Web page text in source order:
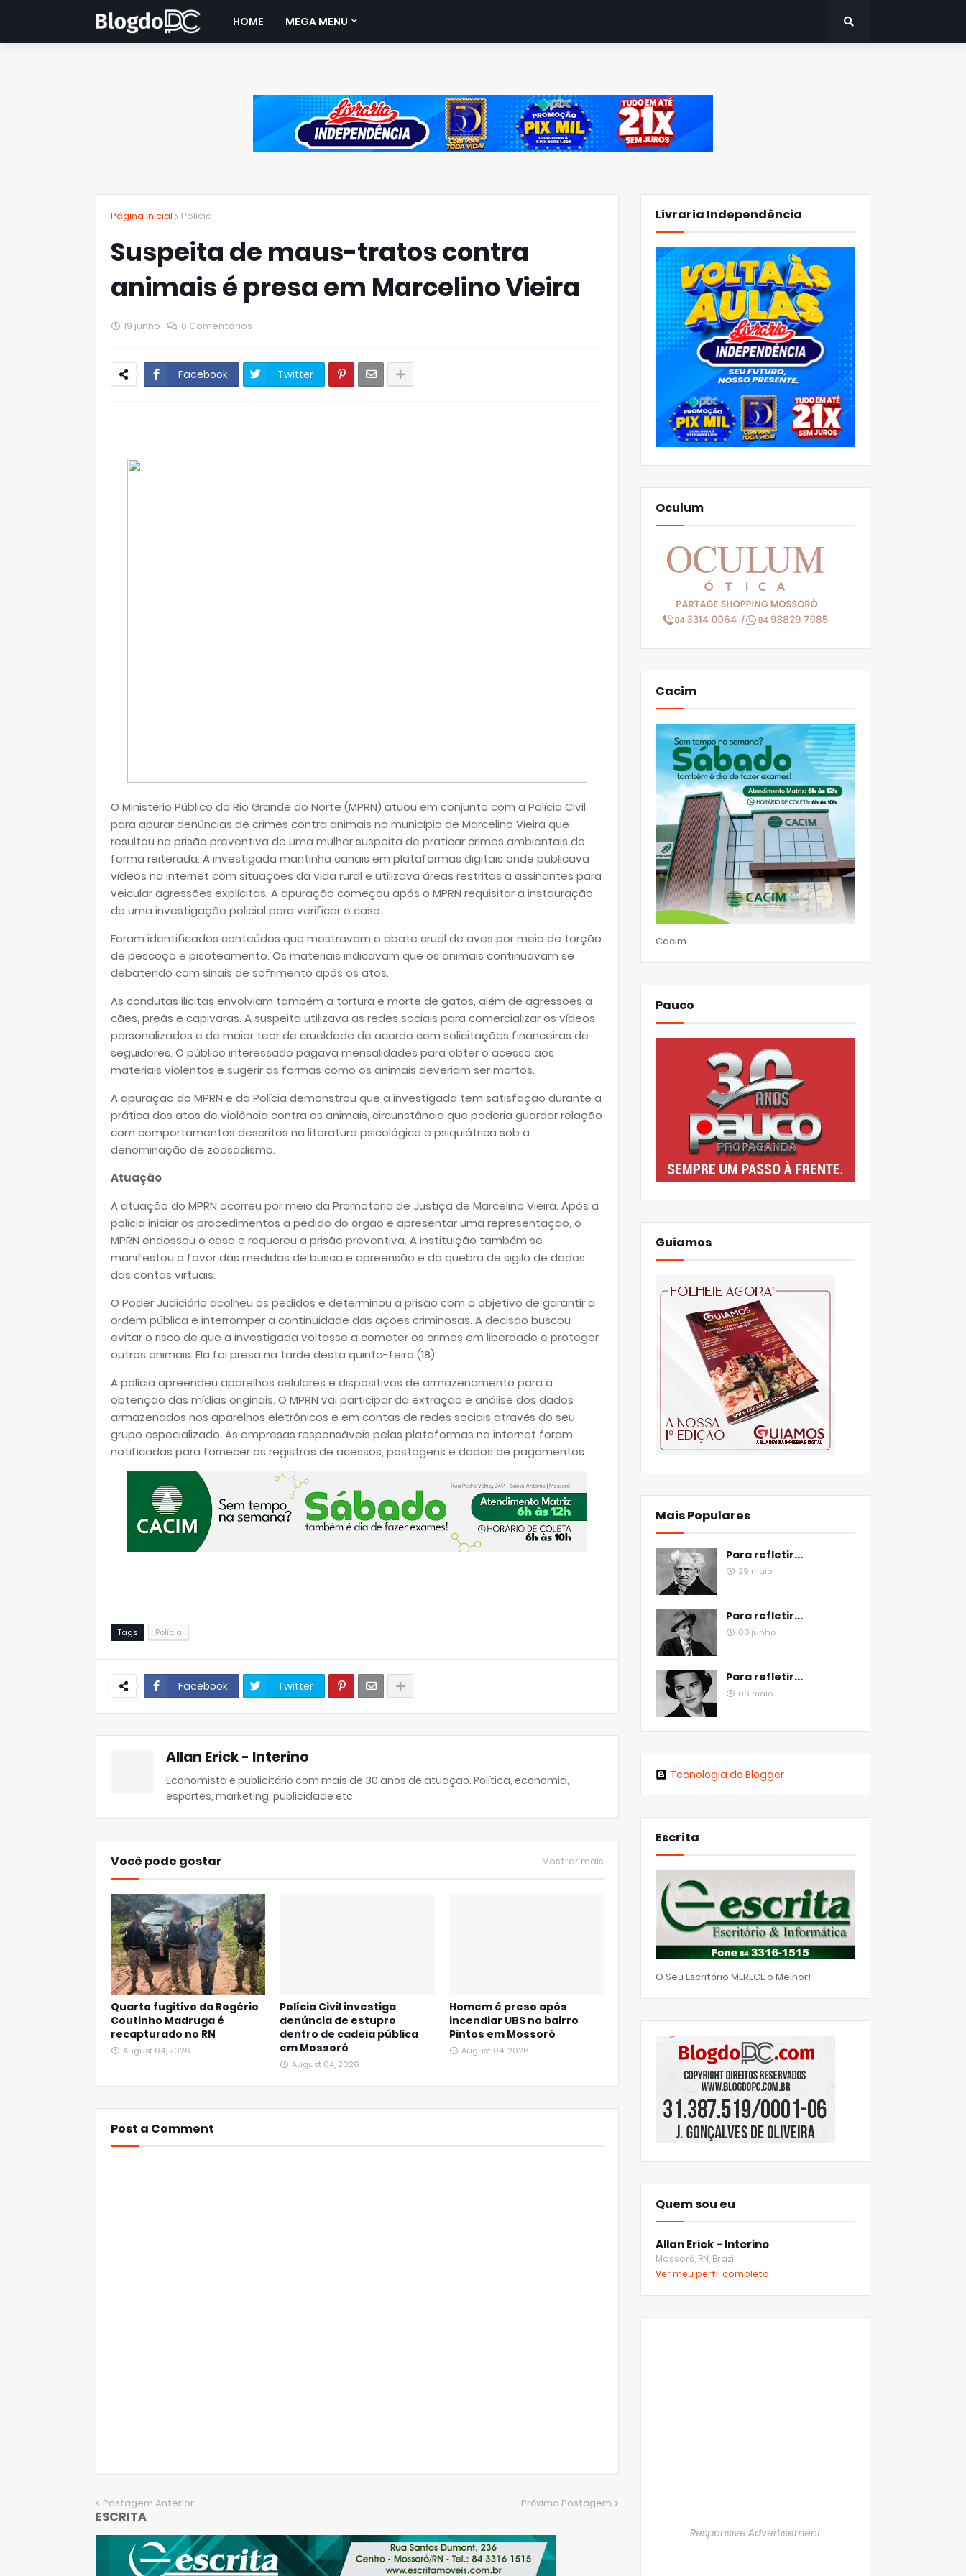
HOME MEGA MENU
Página inicial Polícia
Suspeita de maus-tratos contra
animais é presa em Marcelino Vieira
19 junho 0 Comentários
Facebook Twitter
O Ministério Público do Rio Grande do Norte (MPRN) atuou em conjunto com a Polícia Civil
para apurar denúncias de crimes contra animais no município de Marcelino Vieira que
resultou na prisão preventiva de uma mulher suspeita de praticar crimes ambientais de
forma reiterada. A investigada mantinha canais em plataformas digitais onde publicava
vídeos na internet com situações da vida rural e utilizava áreas restritas a assinantes para
veicular agressões explícitas. A apuração começou após o MPRN requisitar a instauração
de uma investigação policial para verificar o caso.
Foram identificados conteúdos que mostravam o abate cruel de aves por meio de torção
de pescoço e pisoteamento. Os materiais indicavam que os animais continuavam se
debatendo com sinais de sofrimento após os atos.
As condutas ilícitas envolviam também a tortura e morte de gatos, além de agressões a
cães, preás e capivaras. A suspeita utilizava as redes sociais para comercializar os vídeos
personalizados e de maior teor de crueldade de acordo com solicitações financeiras de
seguidores. O público interessado pagava mensalidades para obter o acesso aos
materiais violentos e sugerir as formas como os animais deveriam ser mortos.
A apuração do MPRN e da Polícia demonstrou que a investigada tem satisfação durante a
prática dos atos de violência contra os animais, circunstância que poderia guardar relação
com comportamentos descritos na literatura psicológica e psiquiátrica sob a
denominação de zoosadismo.
Atuação
A atuação do MPRN ocorreu por meio da Promotoria de Justiça de Marcelino Vieira. Após a
polícia iniciar os procedimentos a pedido do órgão e apresentar uma representação, o
MPRN endossou o caso e requereu a prisão preventiva. A instituição também se
manifestou a favor das medidas de busca e apreensão e da quebra de sigilo de dados
das contas virtuais.
O Poder Judiciário acolheu os pedidos e determinou a prisão com o objetivo de garantir a
ordem pública e interromper a continuidade das ações criminosas. A decisão buscou
evitar o risco de que a investigada voltasse a cometer os crimes em liberdade e proteger
outros animais. Ela foi presa na tarde desta quinta-feira (18).
A polícia apreendeu aparelhos celulares e dispositivos de armazenamento para a
obtenção das mídias originais. O MPRN vai participar da extração e análise dos dados
armazenados nos aparelhos eletrônicos e em contas de redes sociais através do seu
grupo especializado. As empresas responsáveis pelas plataformas na internet foram
notificadas para fornecer os registros de acessos, postagens e dados de pagamentos.
Tags Polícia
Facebook Twitter
Allan Erick - Interino
Economista e publicitário com mais de 30 anos de atuação. Política, economia,
esportes, marketing, publicidade etc
Você pode gostar Mostrar mais
Quarto fugitivo da Rogério
Coutinho Madruga é
recapturado no RN
August 04, 2026
Polícia Civil investiga
denúncia de estupro
dentro de cadeia pública
em Mossoró
August 04, 2026
Homem é preso após
incendiar UBS no bairro
Pintos em Mossoró
August 04, 2026
Post a Comment
Postagem Anterior Próxima Postagem
ESCRITA
Livraria Independência
Oculum
Cacim
Cacim
Pauco
Guiamos
Mais Populares
Para refletir...
29 maio
Para refletir...
08 junho
Para refletir...
06 maio
Tecnologia do Blogger
Escrita
O Seu Escritório MERECE o Melhor!
Quem sou eu
Allan Erick - Interino
Mossoró, RN, Brazil
Ver meu perfil completo
Responsive Advertisement